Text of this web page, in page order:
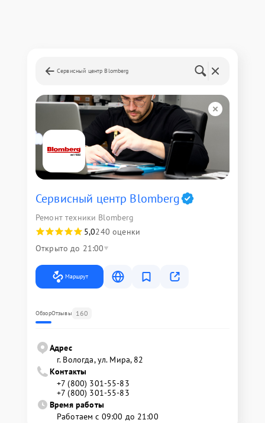
Сервисный центр Blomberg
Сервисный центр Blomberg
Ремонт техники Blomberg
5,0240 оценки
Открыто до 21:00
Маршрут
ОбзорОтзывы 160
Адрес
г. Вологда, ул. Мира, 82
Контакты
+7 (800) 301-55-83
+7 (800) 301-55-83
Время работы
Работаем с 09:00 до 21:00